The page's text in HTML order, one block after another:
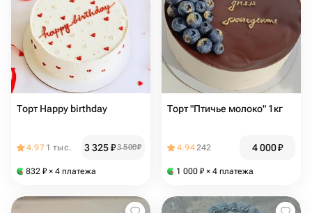
Торт Happy birthday
4.97 1 тыс. 3 325₽3 500₽
832 ₽ × 4 платежа
Торт "Птичье молоко" 1кг
4.94242 4 000₽
1 000 ₽ × 4 платежа